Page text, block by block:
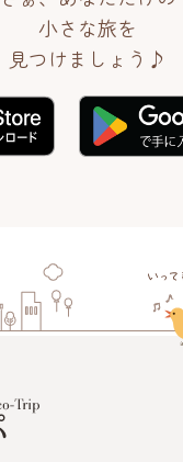
小さな旅を
見つけましょう♪